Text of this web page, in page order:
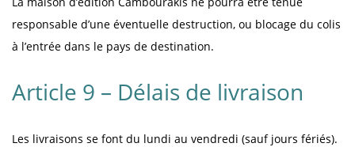
responsable d’une éventuelle destruction, ou blocage du colis
à l’entrée dans le pays de destination.
Article 9 – Délais de livraison
Les livraisons se font du lundi au vendredi (sauf jours fériés).